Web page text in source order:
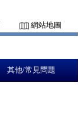
網站地圖
其他/常見問題